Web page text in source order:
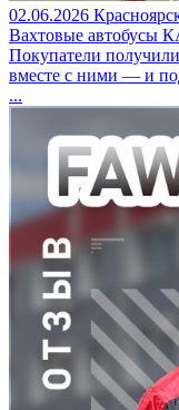
02.06.2026
Вахтовые автобусы
Покупатели
вместе с ними — и
...